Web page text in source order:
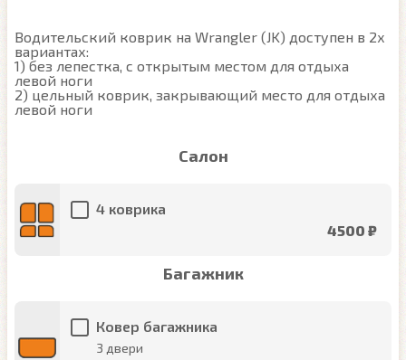
Водительский коврик на Wrangler (JK) доступен в 2х
вариантах:
1) без лепестка, с открытым местом для отдыха
левой ноги
2) цельный коврик, закрывающий место для отдыха
левой ноги
Салон
4 коврика
4500 ₽
Багажник
Ковер багажника
3 двери